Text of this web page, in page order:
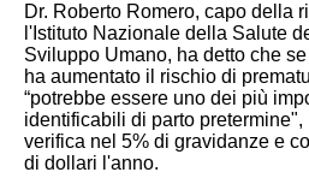
Dr. Roberto Romero, capo della
l'Istituto Nazionale della Salute
Sviluppo Umano, ha detto che
ha aumentato il rischio di
“potrebbe essere uno dei più
identificabili di parto pretermine",
verifica nel 5% di gravidanze e
di dollari l'anno.